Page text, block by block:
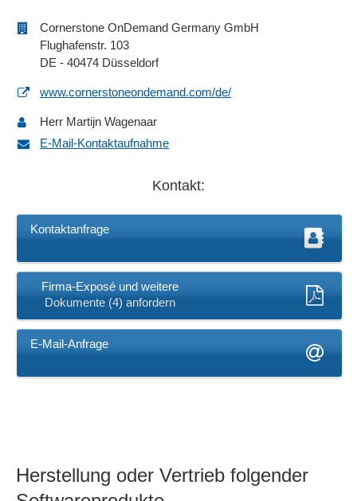
Cornerstone OnDemand Germany GmbH
Flughafenstr. 103
DE - 40474 Düsseldorf
www.cornerstoneondemand.com/de/
Herr Martijn Wagenaar
E-Mail-Kontaktaufnahme
Kontakt:
Kontaktanfrage
Firma-Exposé und weitere
Dokumente (4) anfordern
E-Mail-Anfrage
Herstellung oder Vertrieb folgender